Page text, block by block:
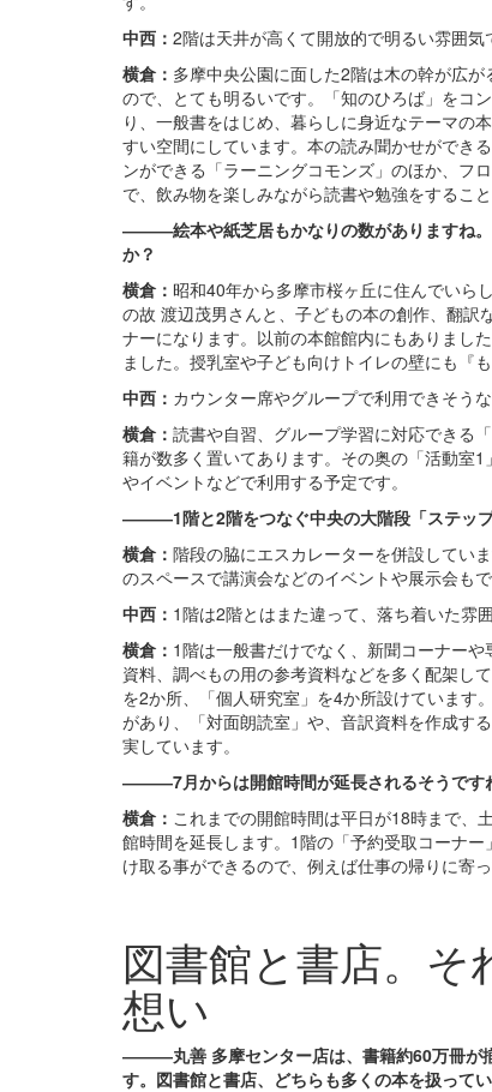
中西： 2階は天井が高くて開放的で明るい雰囲気
横倉： 多摩中央公園に面した2階は木の幹が広
ので、とても明るいです。「知のひろば」をコ
り、一般書をはじめ、暮らしに身近なテーマの
すい空間にしています。本の読み聞かせができ
ンができる「ラーニングコモンズ」のほか、フ
で、飲み物を楽しみながら読書や勉強をすること
―――絵本や紙芝居もかなりの数がありますね
か？
横倉： 昭和40年から多摩市桜ヶ丘に住んでいら
の故 渡辺茂男さんと、子どもの本の創作、翻訳
ナーになります。以前の本館館内にもありまし
ました。授乳室や子ども向けトイレの壁にも『
中西： カウンター席やグループで利用できそう
横倉： 読書や自習、グループ学習に対応できる
籍が数多く置いてあります。その奥の「活動室
やイベントなどで利用する予定です。
―――1階と2階をつなぐ中央の大階段「ステップ
横倉： 階段の脇にエスカレーターを併設してい
のスペースで講演会などのイベントや展示会もで
中西： 1階は2階とはまた違って、落ち着いた雰囲
横倉： 1階は一般書だけでなく、新聞コーナー
資料、調べもの用の参考資料などを多く配架し
を2か所、「個人研究室」を4か所設けています
があり、「対面朗読室」や、音訳資料を作成す
実しています。
―――7月からは開館時間が延長されるそうです
横倉： これまでの開館時間は平日が18時まで、
館時間を延長します。1階の「予約受取 コーナー
け取る事ができるので、例えば仕事の帰りに寄
図書館と書店。
想い
―――丸善 多摩センター店は、書籍約60万冊が
す。 図書館と書店、どちらも多くの本を扱って